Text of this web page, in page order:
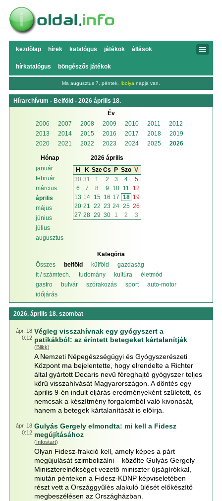
kezdőlap hírek katalógus játékok állások
hírkatalógus böngészős játékok
Ma augusztus 7, péntek, Ibolya napja van.
Hírarchívum - Belföld - 2026 április 18.
Év
2006
2007 2008 2009 2010 2011
2012
2013
2014 2015 2016 2017 2018
2019
2020
2021 2022 2023 2024 2025 2026
Hónap
január
február
március
április
május
június
július
augusztus
2026 április
H
K SzeCs P Szo V
30 31 1 2 3 4
5
6
7 8 9 10 11
12
13 14 15 16 17 18 19
20 21 22 23 24 25 26
27 28 29 30 1 2 3
Kategória
Összes
belföld külföld
gazdaság
it / számtech.
tudomány kultúra
életmód
gastro
bulvár szórakozás sport
auto-motor
időjárás
2026. április 18. szombat
ápr. 18
0:12
Végleg visszahívnak egy gyógyszert a
patikákból: az érintett betegeket kártalanítják
(Blikk)
A Nemzeti Népegészségügyi és Gyógyszerészeti
Központ ma bejelentette, hogy elrendelte a Richter
által gyártott Decaris nevű féreghajtó gyógyszer teljes
körű visszahívását Magyarországon. A döntés egy
április 9-én indult eljárás eredményeként született, és
nemcsak a készítmény forgalomból való kivonását,
hanem a betegek kártalanítását is előírja.
ápr. 18
0:12
Gulyás Gergely elmondta: mi kell a Fidesz
megújításához
(Infostart)
Olyan Fidesz-frakció kell, amely képes a párt
megújulását szimbolizálni – közölte Gulyás Gergely
Miniszterelnökséget vezető miniszter újságírókkal,
miután pénteken a Fidesz-KDNP képviseletében
részt vett a Országgyűlés alakuló ülését előkészítő
megbeszélésen az Országházban.